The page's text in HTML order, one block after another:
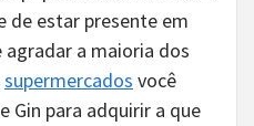
de estar presente em
a maioria dos
supermercados você
Gin para adquirir a que